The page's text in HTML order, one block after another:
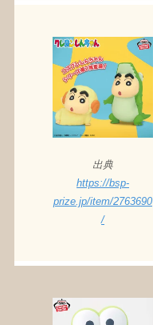
出典
https://bsp-
prize.jp/item/2763690
/